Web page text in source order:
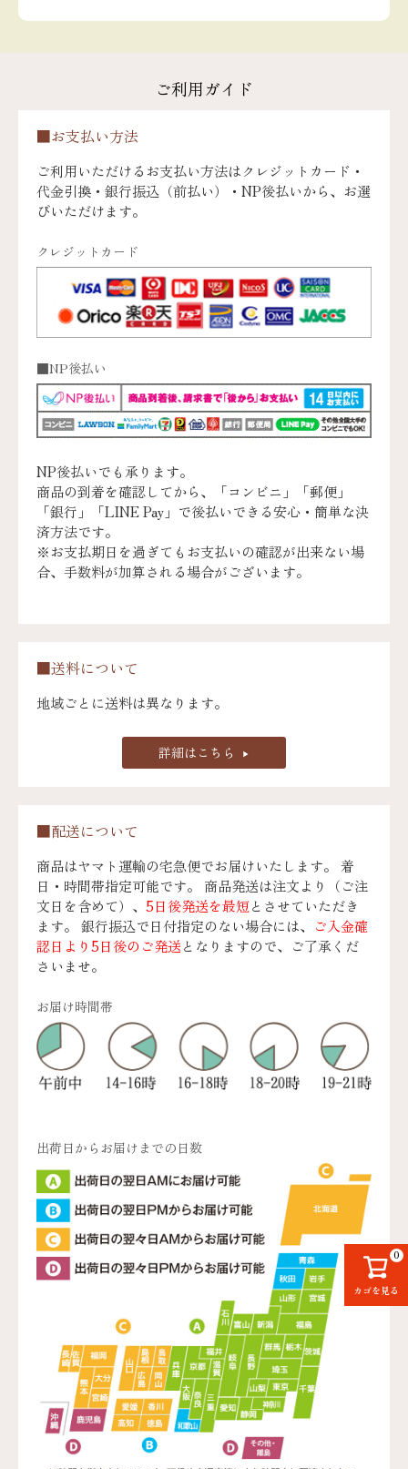
カゴを見る
0
ご利用ガイド
■お支払い方法
ご利用いただけるお支払い方法はクレジットカード・
代金引換・銀行振込（前払い）・NP後払いから、お選
びいただけます。
クレジットカード
■NP後払い
NP後払いでも承ります。
商品の到着を確認してから、「コンビニ」「郵便」
「銀行」「LINE Pay」で後払いできる安心・簡単な決
済方法です。
※お支払期日を過ぎてもお支払いの確認が出来ない場
合、手数料が加算される場合がございます。
■送料について
地域ごとに送料は異なります。
詳細はこちら
■配送について
商品はヤマト運輸の宅急便でお届けいたします。 着
日・時間帯指定可能です。 商品発送は注文より（ご注
文日を含めて）、 5日後発送を最短とさせていただき
ます。 銀行振込で日付指定のない場合には、
ご入金確
認日より5日後のご発送となりますので、ご了承くだ
さいませ。
お届け時間帯
出荷日からお届けまでの日数